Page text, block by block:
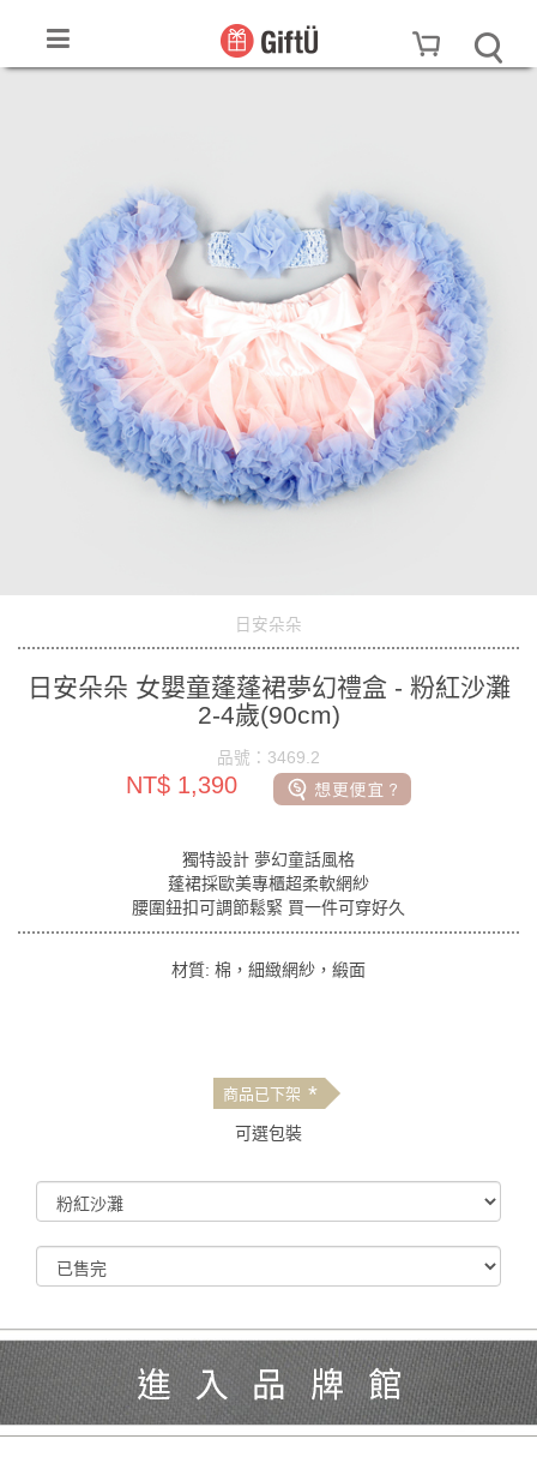
日安朵朵
日安朵朵 女嬰童蓬蓬裙夢幻禮盒 - 粉紅沙灘
2-4歲(90cm)
品號：3469.2
NT$ 1,390
獨特設計 夢幻童話風格
蓬裙採歐美專櫃超柔軟網紗
腰圍鈕扣可調節鬆緊 買一件可穿好久
材質: 棉，細緻網紗，緞面
商品已下架 *
可選包裝